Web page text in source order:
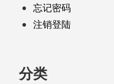
忘记密码
注销登陆
分类